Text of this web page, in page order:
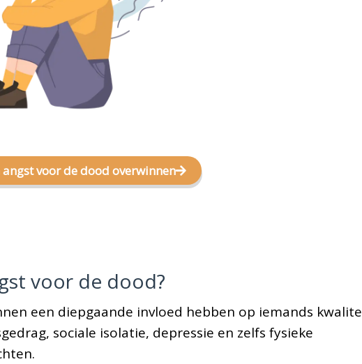
voor de dood overwinnen
voor de dood?
een diepgaande invloed hebben op iemands
sociale isolatie, depressie en zelfs fysieke